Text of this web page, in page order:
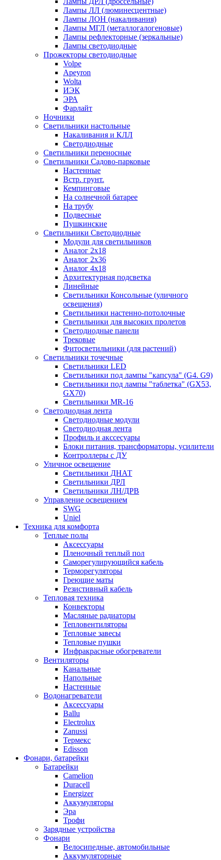
Лампы ЛЛ (люминесцентные)
Лампы ЛОН (накаливания)
Лампы МГЛ (металлогалогеновые)
Лампы рефлекторные (зеркальные)
Лампы светодиодные
Прожекторы светодиодные
Volpe
Apeyron
Wolta
ИЭК
ЭРА
Фарлайт
Ночники
Светильники настольные
Накаливания и КЛЛ
Светодиодные
Светильники переносные
Светильники Садово-парковые
Настенные
Встр. грунт.
Кемпинговые
На солнечной батарее
На трубу
Подвесные
Пушкинские
Светильники Светодиодные
Модули для светильников
Аналог 2х18
Аналог 2х36
Аналог 4х18
Архитектурная подсветка
Линейные
Светильники Консольные (уличного
освещения)
Светильники настенно-потолочные
Светильники для высоких пролетов
Светодиодные панели
Трековые
Фитосветильники (для растений)
Светильники точечные
Светильники LED
Светильники под лампы "капсула" (G4. G9)
Светильники под лампы "таблетка" (GX53,
GX70)
Светильники MR-16
Светодиодная лента
Светодиодные модули
Светодиодная лента
Профиль и акссесуары
Блоки питания, трансформаторы, усилители
Контроллеры с ДУ
Уличное освещение
Светильники ДНАТ
Светильники ДРЛ
Светильники ЛН/ДРВ
Управление освещением
SWG
Uniel
Техника для комфорта
Теплые полы
Аксессуары
Пленочный теплый пол
Саморегулирующийся кабель
Терморегуляторы
Греющие маты
Резистивный кабель
Тепловая техника
Конвекторы
Масляные радиаторы
Тепловентиляторы
Тепловые завесы
Тепловые пушки
Инфракрасные обогреватели
Вентиляторы
Канальные
Напольные
Настенные
Водонагреватели
Аксессуары
Ballu
Electrolux
Zanussi
Термекс
Edisson
Фонари, батарейки
Батарейки
Camelion
Duracell
Energizer
Аккумуляторы
Эра
Трофи
Зарядные устройства
Фонари
Велосипедные, автомобильные
Аккумуляторные